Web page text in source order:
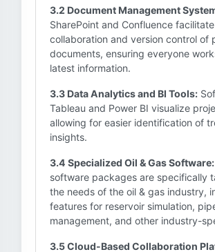
3.2 Document Management
SharePoint and Confluence facilitate
collaboration and version control of
documents, ensuring everyone
latest information.
3.3 Data Analytics and BI Tools:
Tableau and Power BI visualize
allowing for easier identification of
insights.
3.4 Specialized Oil & Gas Software:
software packages are specifically
the needs of the oil & gas industry,
features for reservoir simulation,
management, and other industry-
3.5 Cloud-Based Collaboration